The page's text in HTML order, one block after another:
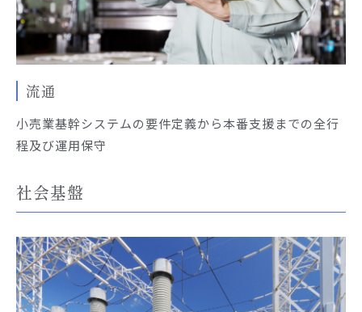
流通
小売業基幹システムの要件定義から本番支援までの全行
程及び運用保守
社会基盤